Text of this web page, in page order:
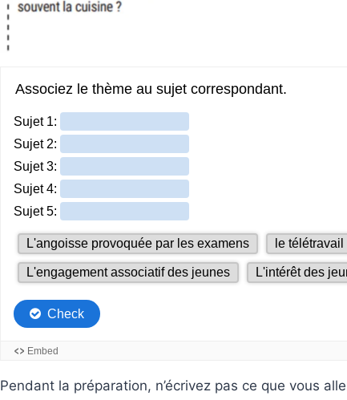
Pendant la préparation, n’écrivez pas ce que vous